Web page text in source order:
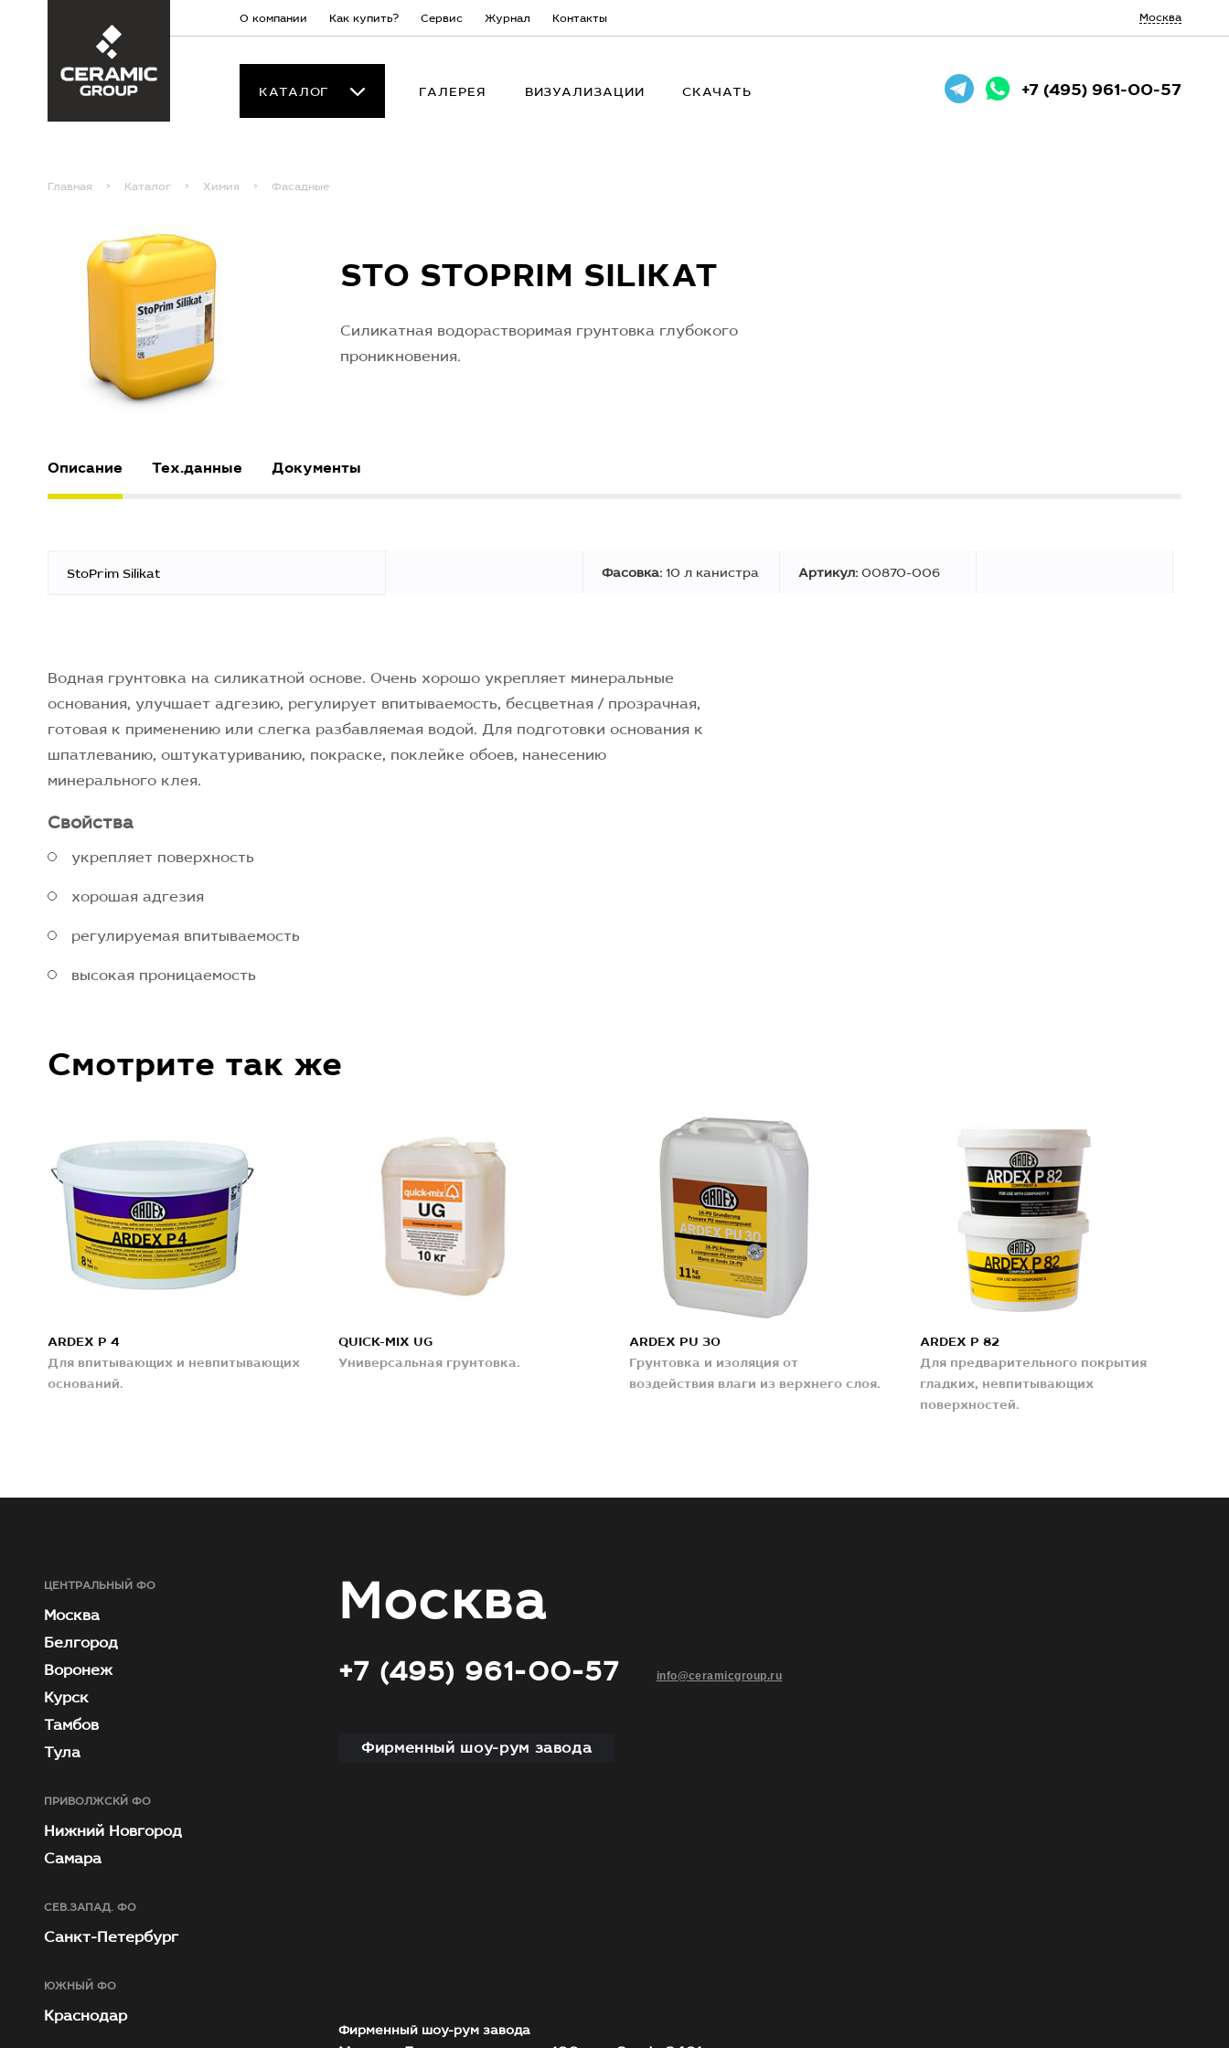
О компании Как купить? Сервис Журнал Контакты Москва
КАТАЛОГ ГАЛЕРЕЯ ВИЗУАЛИЗАЦИИ СКАЧАТЬ +7 (495) 961-00-57
Главная Каталог Химия Фасадные
STO STOPRIM SILIKAT
Силикатная водорастворимая грунтовка глубокого
проникновения.
Описание Тех.данные Документы
StoPrim Silikat Фасовка: 10 л канистра Артикул: 00870-006
Водная грунтовка на силикатной основе. Очень хорошо укрепляет минеральные
основания, улучшает адгезию, регулирует впитываемость, бесцветная / прозрачная,
готовая к применению или слегка разбавляемая водой. Для подготовки основания к
шпатлеванию, оштукатуриванию, покраске, поклейке обоев, нанесению
минерального клея.
Свойства
укрепляет поверхность
хорошая адгезия
регулируемая впитываемость
высокая проницаемость
Смотрите так же
ARDEX P 4
Для впитывающих и невпитывающих
оснований.
QUICK-MIX UG
Универсальная грунтовка.
ARDEX PU 30
Грунтовка и изоляция от
воздействия влаги из верхнего слоя.
ARDEX P 82
Для предварительного покрытия
гладких, невпитывающих
поверхностей.
ЦЕНТРАЛЬНЫЙ ФО
Москва
Белгород
Воронеж
Курск
Тамбов
Тула
ПРИВОЛЖСКЙ ФО
Нижний Новгород
Самара
СЕВ.ЗАПАД. ФО
Санкт-Петербург
ЮЖНЫЙ ФО
Краснодар
Москва
+7 (495) 961-00-57 info@ceramicgroup.ru
Фирменный шоу-рум завода
Фирменный шоу-рум завода